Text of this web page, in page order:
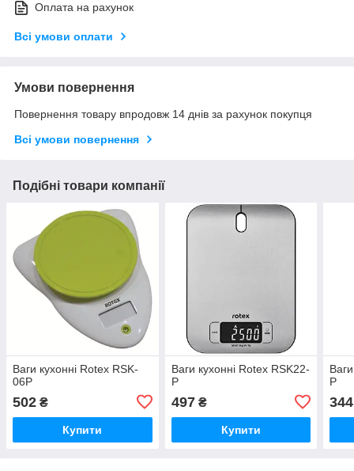
Оплата на рахунок
Всі умови оплати
Умови повернення
Повернення товару впродовж 14 днів за рахунок покупця
Всі умови повернення
Подібні товари компанії
Ваги кухонні Rotex RSK-
06P
502 ₴
Купити
Ваги кухонні Rotex RSK22-
P
497₴
Купити
P
344